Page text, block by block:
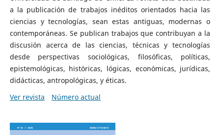
a la publicación de trabajos inéditos orientados hacia las
ciencias y tecnologías, sean estas antiguas, modernas o
contemporáneas. Se publican trabajos que contribuyan a la
discusión acerca de las ciencias, técnicas y tecnologías
desde perspectivas sociológicas, filosóficas, políticas,
epistemológicas, históricas, lógicas, económicas, jurídicas,
didácticas, antropológicas, y éticas.
Ver revista
Número actual